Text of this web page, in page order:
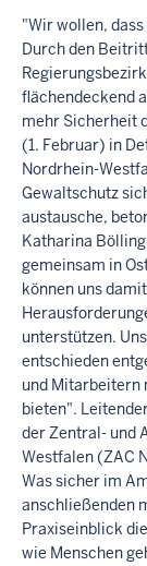
"Wir wollen,
Durch den
flächendeckend
mehr Sicherheit
(1. Februar) in
Nordrhein-
Gewaltschutz
austausche,
Katharina
gemeinsam in
können uns
unterstützen.
entschieden
und Mitarbeitern
bieten".
der Zentral- und
Westfalen (ZAC
Was sicher im
anschließenden
Praxiseinblick
wie Menschen